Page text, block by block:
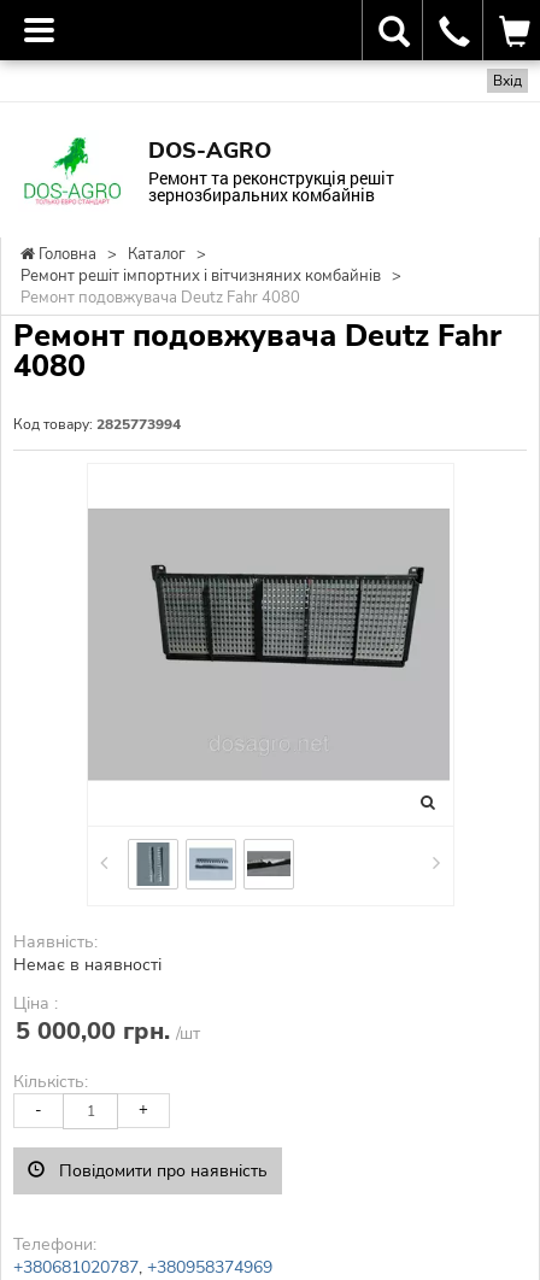
Вхід
DOS-AGRO
Ремонт та реконструкція решіт
зернозбиральних комбайнів
Головна > Каталог >
Ремонт решіт імпортних і вітчизняних комбайнів >
Ремонт подовжувача Deutz Fahr 4080
Ремонт подовжувача Deutz Fahr
4080
Код товару: 2825773994
Наявність:
Немає в наявності
Ціна :
5 000,00 грн. /шт
Кількість:
- +
Повідомити про наявність
Телефони:
+380681020787, +380958374969